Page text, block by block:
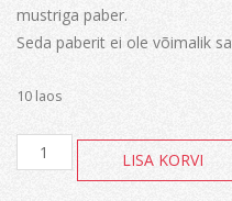
mustriga paber.
Seda paberit ei ole võimalik
10 laos
Ultimate
kogus
LISA KORVI